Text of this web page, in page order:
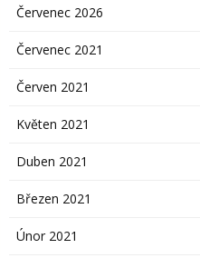
Červenec 2026
Červenec 2021
Červen 2021
Květen 2021
Duben 2021
Březen 2021
Únor 2021